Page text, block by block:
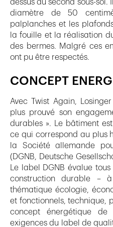
dessus du second sous-sol.
diamètre de 50
palplanches et les
la fouille et la réalisation
des bermes. Malgré ces
ont pu être respectés.
CONCEPT
Avec Twist Again,
plus prouvé son
durables ». Le bâtiment
ce qui correspond au plus
la Société allemande
(DGNB, Deutsche
Le label DGNB évalue
construction durable –
thématique écologie,
et fonctionnels, technique,
concept énergétique
exigences du label de